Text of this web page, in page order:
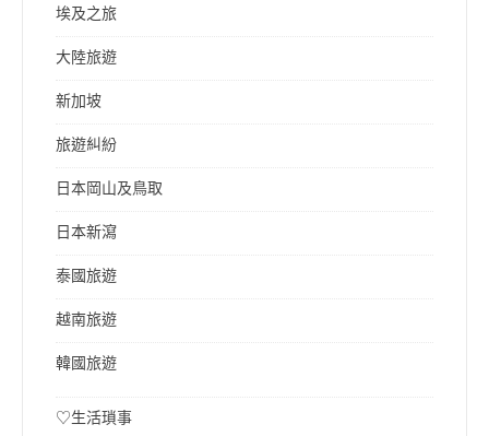
埃及之旅
大陸旅遊
新加坡
旅遊糾紛
日本岡山及鳥取
日本新瀉
泰國旅遊
越南旅遊
韓國旅遊
♡生活瑣事